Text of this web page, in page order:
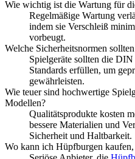
Wie wichtig ist die Wartung für
Regelmäßige Wartung
indem sie Verschleiß
vorbeugt.
Welche Sicherheitsnormen
Spielgeräte sollten die
Standards erfüllen, um
gewährleisten.
Wie teuer sind hochwertige
Modellen?
Qualitätsprodukte kosten
bessere Materialien und
Sicherheit und Haltbarkeit.
Wo kann ich Hüpfburgen